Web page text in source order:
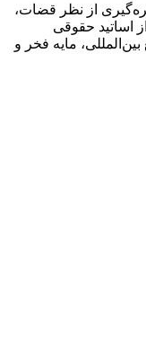
از نظر قضات،
اساتید حقوقی
مایه فخر و